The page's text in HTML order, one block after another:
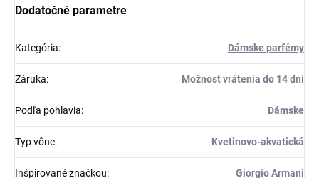
Dodatočné parametre
Kategória: Dámske parfémy
Záruka: Možnost vrátenia do 14 dní
Podľa pohlavia: Dámske
Typ vône: Kvetinovo-akvatická
Inšpirované značkou: Giorgio Armani